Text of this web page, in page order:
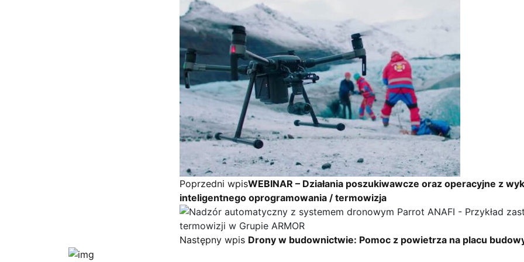
Poprzedni wpisWEBINAR – Działania poszukiwawcze oraz operacyjne z
inteligentnego oprogramowania / termowizja
Następny wpis Drony w budownictwie: Pomoc z powietrza na placu